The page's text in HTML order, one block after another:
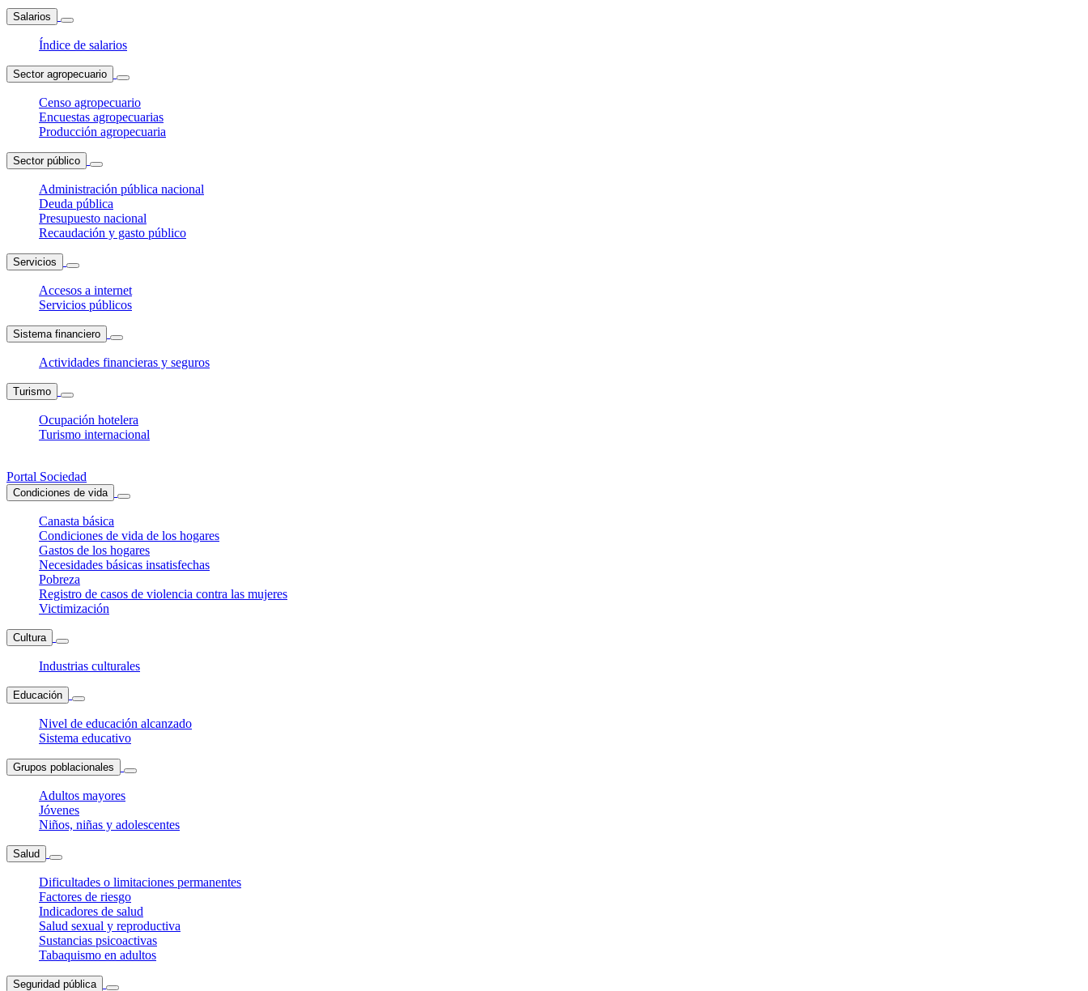
Salarios
Índice de salarios
Sector agropecuario
Censo agropecuario
Encuestas agropecuarias
Producción agropecuaria
Sector público
Administración pública nacional
Deuda pública
Presupuesto nacional
Recaudación y gasto público
Servicios
Accesos a internet
Servicios públicos
Sistema financiero
Actividades financieras y seguros
Turismo
Ocupación hotelera
Turismo internacional
Portal Sociedad
Condiciones de vida
Canasta básica
Condiciones de vida de los hogares
Gastos de los hogares
Necesidades básicas insatisfechas
Pobreza
Registro de casos de violencia contra las mujeres
Victimización
Cultura
Industrias culturales
Educación
Nivel de educación alcanzado
Sistema educativo
Grupos poblacionales
Adultos mayores
Jóvenes
Niños, niñas y adolescentes
Salud
Dificultades o limitaciones permanentes
Factores de riesgo
Indicadores de salud
Salud sexual y reproductiva
Sustancias psicoactivas
Tabaquismo en adultos
Seguridad pública